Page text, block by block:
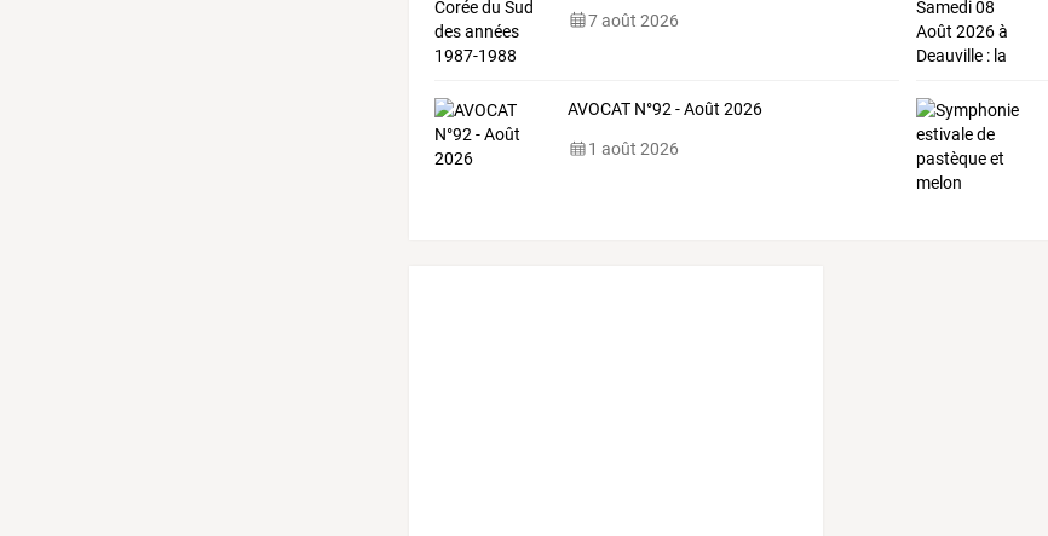
7 août 2026
AVOCAT N°92 - Août 2026
1 août 2026